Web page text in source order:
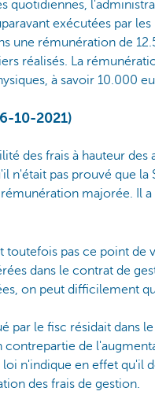
quotidiennes,
exécutées par
une rémunération de
réalisés. La
à savoir 10.000
10-2021)
des frais à hauteur
n'était pas prouvé que
majorée. Il
toutefois pas ce point de
dans le contrat de
on peut difficilement
par le fisc résidait dans
contrepartie de
n'indique en effet qu'il
des frais de gestion.